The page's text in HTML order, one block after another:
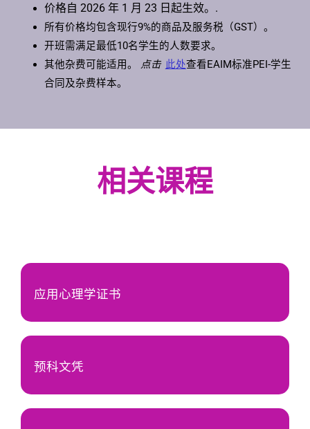
价格自 2026 年 1 月 23 日起生效。.
所有价格均包含现行9%的商品及服务税（GST）。
开班需满足最低10名学生的人数要求。
其他杂费可能适用。 点击 此处查看EAIM标准PEI-学生
合同及杂费样本。
相关课程
应用心理学证书
预科文凭